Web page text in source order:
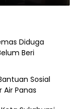
Diduga
Beri
Sosial
Air Panas